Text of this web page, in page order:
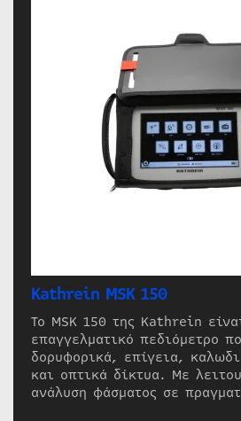
Kathrein MSK 150
Το MSK 150 της Kathrein
επαγγελματικό πεδιόμετρο
δορυφορικά, επίγεια,
και οπτικά δίκτυα. Με
ανάλυση φάσματος σε